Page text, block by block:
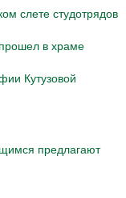
слете студотрядов
в храме
Кутузовой
предлагают